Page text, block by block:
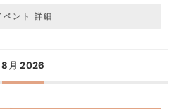
ベント 詳細
8月 2026